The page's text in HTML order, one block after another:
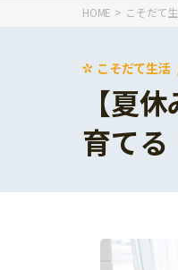
年齢から探す
小学1年生
HOME こそだて
こそだて生活
【夏
育て